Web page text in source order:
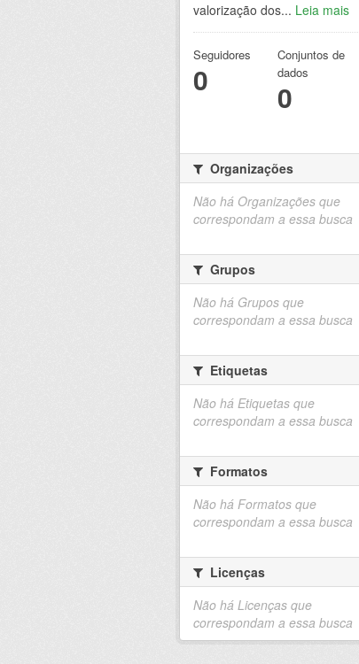
valorização dos... Leia mais
Seguidores
0
Conjuntos de
dados
0
Organizações
Não há Organizações que
correspondam a essa busca
Grupos
Não há Grupos que
correspondam a essa busca
Etiquetas
Não há Etiquetas que
correspondam a essa busca
Formatos
Não há Formatos que
correspondam a essa busca
Licenças
Não há Licenças que
correspondam a essa busca